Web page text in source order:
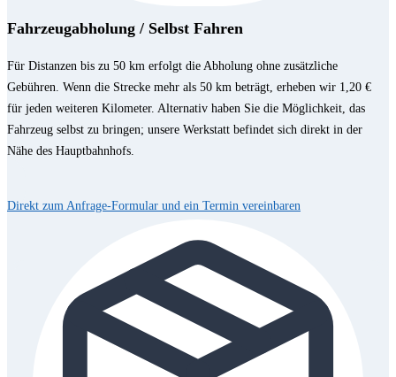
Fahrzeugabholung / Selbst Fahren
Für Distanzen bis zu 50 km erfolgt die Abholung ohne zusätzliche
Gebühren. Wenn die Strecke mehr als 50 km beträgt, erheben wir 1,20 €
für jeden weiteren Kilometer. Alternativ haben Sie die Möglichkeit, das
Fahrzeug selbst zu bringen; unsere Werkstatt befindet sich direkt in der
Nähe des Hauptbahnhofs.
Direkt zum Anfrage-Formular und ein Termin vereinbaren